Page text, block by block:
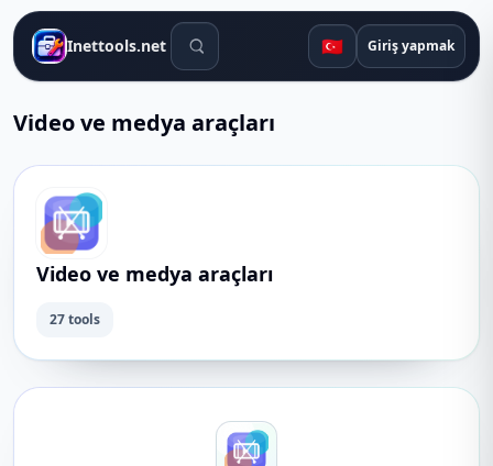
Inettools.net Arama araçları 🇹🇷 Giriş yapmak
Video ve medya araçları
Video ve medya araçları
27 tools